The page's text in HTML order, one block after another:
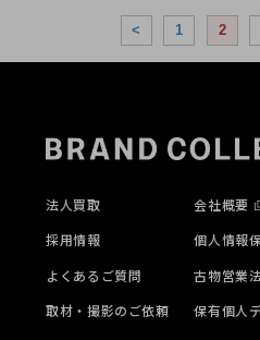
< 1 2
法人買取
採用情報
よくあるご質問
取材・撮影のご依頼
会社概要
個人情報
古物営業
保有個人